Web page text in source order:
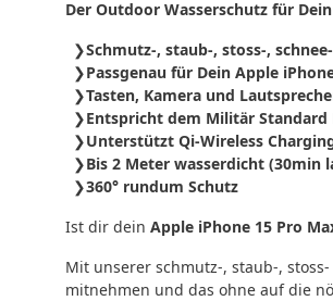
Der Outdoor Wasserschutz für
Schmutz-, staub-, stoss-,
Passgenau für Dein Apple
Tasten, Kamera und
Entspricht dem Militär Standard
Unterstützt Qi-Wireless
Bis 2 Meter wasserdicht (30min
360° rundum Schutz
Ist dir dein Apple iPhone 15 Pro
Mit unserer schmutz-, staub-,
mitnehmen und das ohne auf die